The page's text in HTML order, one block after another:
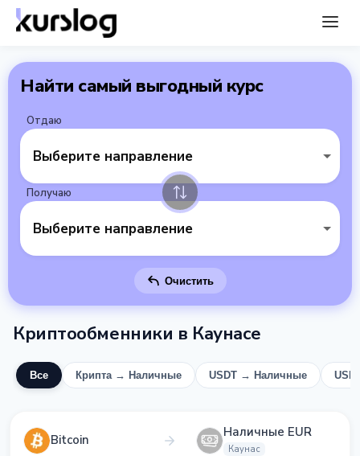
Найти самый выгодный курс
Отдаю
Выберите направление
Получаю
Выберите направление
Очистить
Криптообменники в Каунасе
Все Крипта → Наличные USDT → Наличные
Bitcoin Наличные EUR
Каунас